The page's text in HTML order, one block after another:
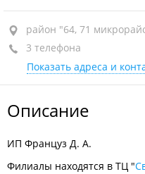
район "64, 71
3 телефона
Показать адреса и
Описание
ИП Француз Д. А.
Филиалы находятся в ТЦ "